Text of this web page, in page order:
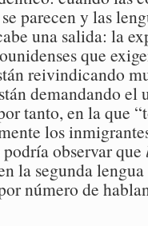
parecen y las
una salida: la
que
reivindicando
demandando el
tanto, en la que
los
observar que
la segunda
número de